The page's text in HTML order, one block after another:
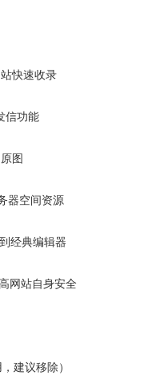
快速收录
信功能
图
器空间资源
经典编辑器
网站自身安全
建议移除）